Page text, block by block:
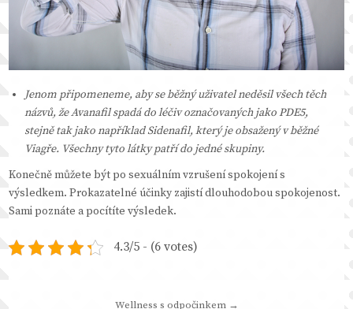
Jenom připomeneme, aby se běžný uživatel neděsil všech těch
názvů, že Avanafil spadá do léčiv označovaných jako PDE5,
stejně tak jako například Sidenafil, který je obsažený v běžné
Viagře. Všechny tyto látky patří do jedné skupiny.
Konečně můžete být po sexuálním vzrušení spokojení s
výsledkem. Prokazatelné účinky zajistí dlouhodobou spokojenost.
Sami poznáte a pocítíte výsledek.
4.3/5 - (6 votes)
Wellness s odpočinkem →